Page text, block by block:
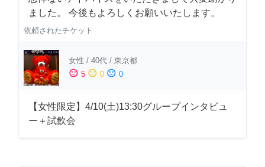
ました。 今後もよろしくお願いいたします。
依頼されたチケット
女性 / 40代 / 東京都
sentiment_satisfied 5 sentiment_neutral 0 sentiment_dissatisfied 0
【女性限定】4/10(土)13:30グループインタビュ
ー＋試飲会